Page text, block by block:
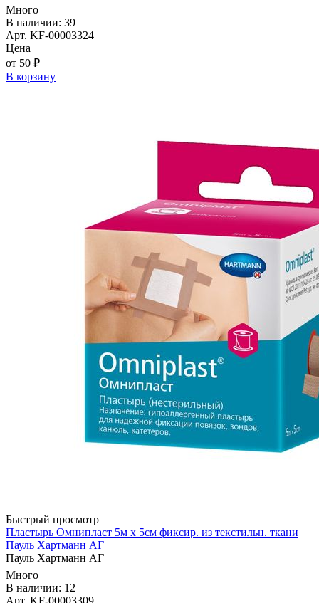
Много
В наличии: 39
Арт. KF-00003324
Цена
от 50 ₽
В корзину
Быстрый просмотр
Пластырь Омнипласт 5м х 5см фиксир. из текстильн. ткани
Пауль Хартманн AГ
Пауль Хартманн AГ
Много
В наличии: 12